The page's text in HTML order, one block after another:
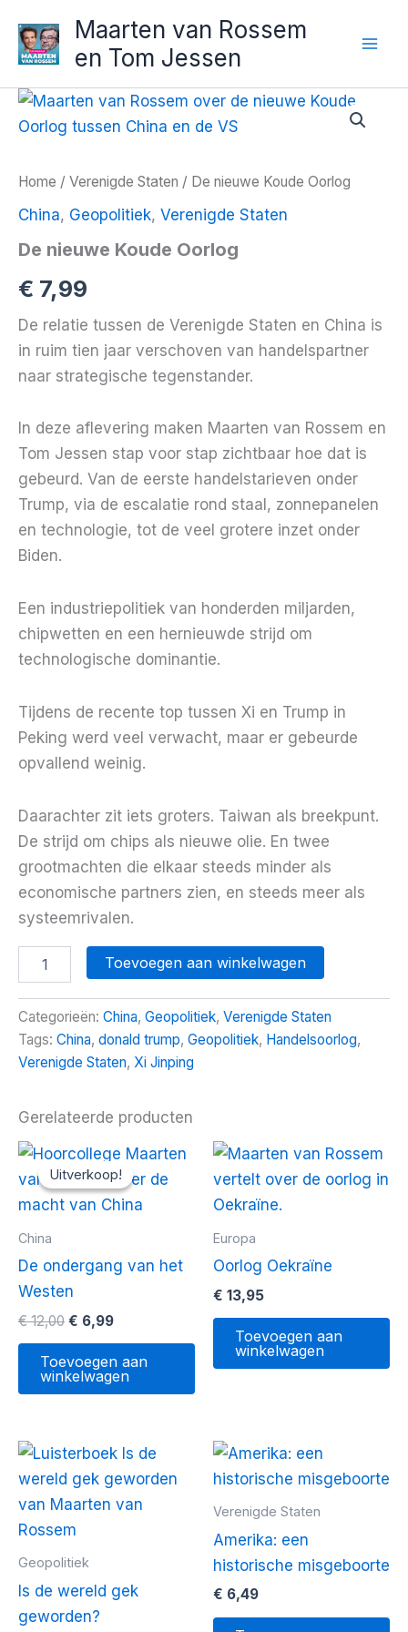
naar
inhoud
Maarten van Rossem
en Tom Jessen
Home / Verenigde Staten / De nieuwe Koude Oorlog
China, Geopolitiek, Verenigde Staten
De nieuwe Koude Oorlog
€ 7,99
De relatie tussen de Verenigde Staten en China is
in ruim tien jaar verschoven van handelspartner
naar strategische tegenstander.
In deze aflevering maken Maarten van Rossem en
Tom Jessen stap voor stap zichtbaar hoe dat is
gebeurd. Van de eerste handelstarieven onder
Trump, via de escalatie rond staal, zonnepanelen
en technologie, tot de veel grotere inzet onder
Biden.
Een industriepolitiek van honderden miljarden,
chipwetten en een hernieuwde strijd om
technologische dominantie.
Tijdens de recente top tussen Xi en Trump in
Peking werd veel verwacht, maar er gebeurde
opvallend weinig.
Daarachter zit iets groters. Taiwan als breekpunt.
De strijd om chips als nieuwe olie. En twee
grootmachten die elkaar steeds minder als
economische partners zien, en steeds meer als
systeemrivalen.
nieuwe
Oorlog
aantal
Toevoegen aan winkelwagen
Categorieën: China, Geopolitiek, Verenigde Staten
Tags: China, donald trump, Geopolitiek, Handelsoorlog,
Verenigde Staten, Xi Jinping
Gerelateerde producten
Uitverkoop!
Uitverkoop!
China
De ondergang van het
Westen
€12,00 Oorspronkelijke
€ 12,00.
€ 6,99Huidige
€ 6,99.
Toevoegen aan
winkelwagen
Europa
Oorlog Oekraïne
€ 13,95
Toevoegen aan
winkelwagen
Geopolitiek
Is de wereld gek
geworden?
Verenigde Staten
Amerika: een
historische misgeboorte
€ 6,49